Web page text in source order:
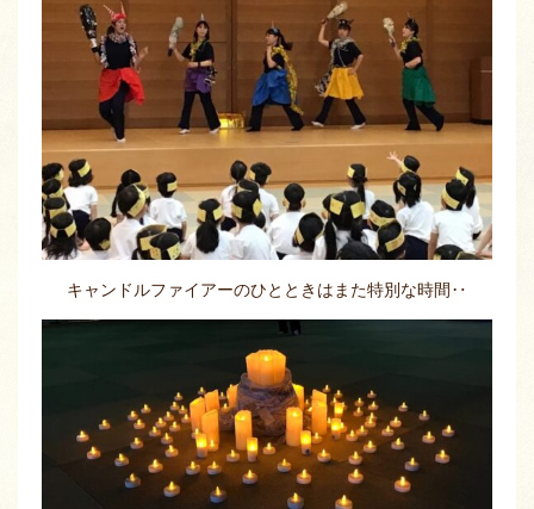
キャンドルファイアーのひとときはまた特別な時間‥